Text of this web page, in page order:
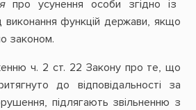
про усунення особи згідно із
виконання функцій держави, якщо
законом.
ч. 2 ст. 22 Закону про те, що
до відповідальності за
підлягають звільненню з